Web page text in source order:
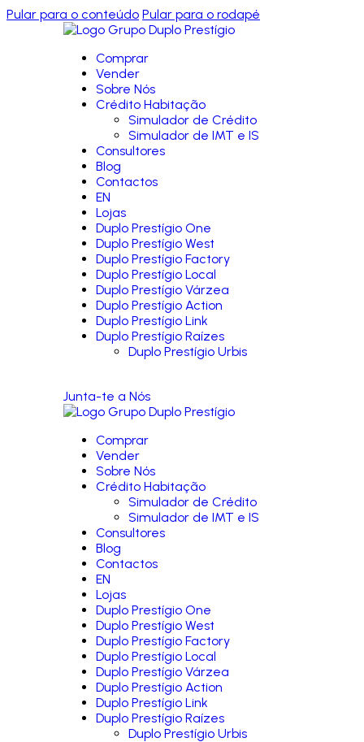
Pular para o conteúdo Pular para o rodapé
Comprar
Vender
Sobre Nós
Crédito Habitação
Simulador de Crédito
Simulador de IMT e IS
Consultores
Blog
Contactos
EN
Lojas
Duplo Prestígio One
Duplo Prestígio West
Duplo Prestígio Factory
Duplo Prestígio Local
Duplo Prestígio Várzea
Duplo Prestígio Action
Duplo Prestígio Link
Duplo Prestígio Raízes
Duplo Prestígio Urbis
Junta-te a Nós
Comprar
Vender
Sobre Nós
Crédito Habitação
Simulador de Crédito
Simulador de IMT e IS
Consultores
Blog
Contactos
EN
Lojas
Duplo Prestígio One
Duplo Prestígio West
Duplo Prestígio Factory
Duplo Prestígio Local
Duplo Prestígio Várzea
Duplo Prestígio Action
Duplo Prestígio Link
Duplo Prestígio Raízes
Duplo Prestígio Urbis